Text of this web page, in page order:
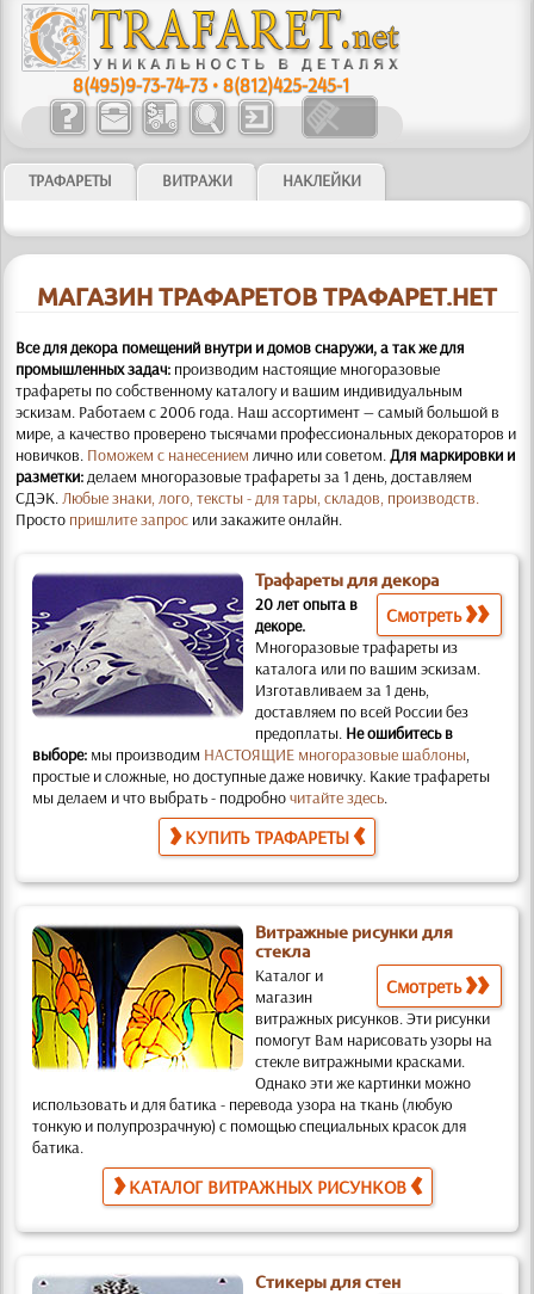
8(495)9-73-74-73 •8(812)425-245-1
ТРАФАРЕТЫ ВИТРАЖИ НАКЛЕЙКИ
МАГАЗИН ТРАФАРЕТОВ ТРАФАРЕТ.НЕТ
Все для декора помещений внутри и домов снаружи, а так же для
промышленных задач: производим настоящие многоразовые
трафареты по собственному каталогу и вашим индивидуальным
эскизам. Работаем с 2006 года. Наш ассортимент — самый большой в
мире, а качество проверено тысячами профессиональных декораторов и
новичков. Поможем с нанесением лично или советом.Для маркировки и
разметки:делаем многоразовые трафареты за 1 день, доставляем
СДЭК.Любые знаки, лого, тексты - для тары, складов, производств.
Просто пришлите запрос или закажите онлайн.
Трафареты для декора
Смотреть
20 лет опыта в
декоре.
Многоразовые трафареты из
каталога или по вашим эскизам.
Изготавливаем за 1 день,
доставляем по всей России без
предоплаты. Не ошибитесь в
выборе: мы производим НАСТОЯЩИЕ многоразовые шаблоны,
простые и слож­ные, но доступные даже новичку. Какие трафареты
мы делаем и что выбрать - подробночитайте здесь.
КУПИТЬ ТРАФАРЕТЫ
Витражные рисунки для
стекла
Смотреть
Каталог и
магазин
витражных рисунков.Эти рисунки
помогут Вам нарисовать узоры на
стекле витражными красками.
Однако эти же картинки можно
использовать и для батика- перевода узора на ткань (любую
тонкую и полупрозрачную) с помощью специальных красок для
батика.
КАТАЛОГ ВИТРАЖНЫХ РИСУНКОВ
Стикеры для стен